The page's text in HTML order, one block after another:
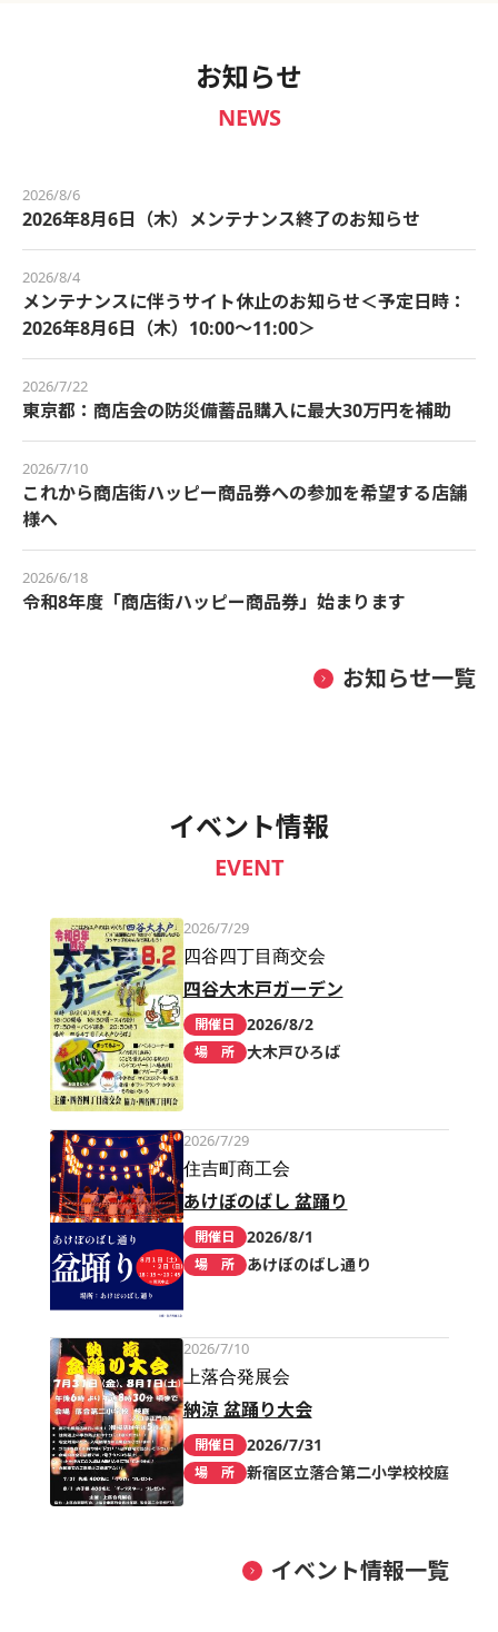
お知らせ
NEWS
2026/8/6
2026年8月6日（木）メンテナンス終了のお知らせ
2026/8/4
メンテナンスに伴うサイト休止のお知らせ＜予定日時：
2026年8月6日（木）10:00～11:00＞
2026/7/22
東京都：商店会の防災備蓄品購入に最大30万円を補助
2026/7/10
これから商店街ハッピー商品券への参加を希望する店舗
様へ
2026/6/18
令和8年度「商店街ハッピー商品券」始まります
お知らせ一覧
イベント情報
EVENT
2026/7/29
四谷四丁目商交会
四谷大木戸ガーデン
開催日 2026/8/2
場 所 大木戸ひろば
2026/7/29
住吉町商工会
あけぼのばし 盆踊り
開催日 2026/8/1
場 所 あけぼのばし通り
2026/7/10
上落合発展会
納涼 盆踊り大会
開催日 2026/7/31
場 所 新宿区立落合第二小学校校庭
イベント情報一覧